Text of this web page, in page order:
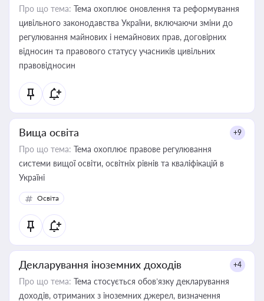
Про що тема: Тема охоплює оновлення та реформування
цивільного законодавства України, включаючи зміни до
регулювання майнових і немайнових прав, договірних
відносин та правового статусу учасників цивільних
правовідносин
Вища освіта +9
Про що тема: Тема охоплює правове регулювання
системи вищої освіти, освітніх рівнів та кваліфікацій в
Україні
Освіта
Декларування іноземних доходів +4
Про що тема: Тема стосується обов’язку декларування
доходів, отриманих з іноземних джерел, визначення